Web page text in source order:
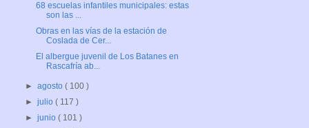
68 escuelas infantiles municipales: estas
son las ...
Obras en las vías de la estación de
Coslada de Cer...
El albergue juvenil de Los Batanes en
Rascafría ab...
►agosto( 100 )
►julio( 117 )
►junio( 101 )